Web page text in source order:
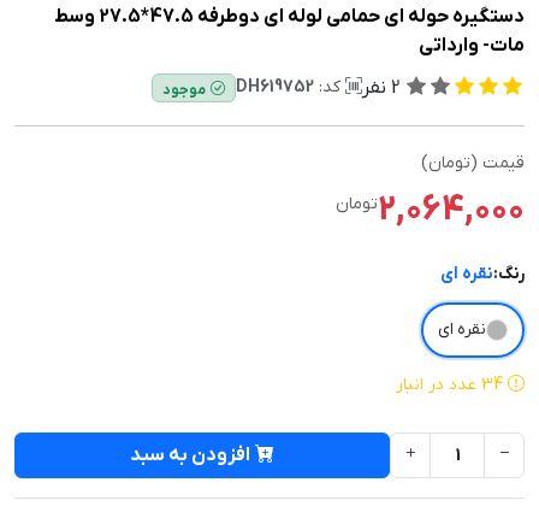
دستگیره حوله ای حمامی لوله ای دوطرفه 47.5*27.5 وسط
مات- وارداتی
2 نفر کد: DH619752 موجود
قیمت (تومان)
2,064,000تومان
رنگ:نقره ای
نقره ای
34 عدد در انبار
افزودن به سبد